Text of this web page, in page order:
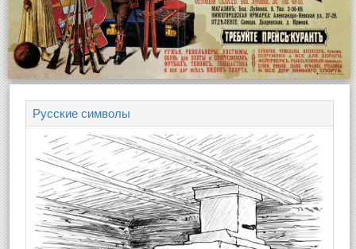
Русские символы